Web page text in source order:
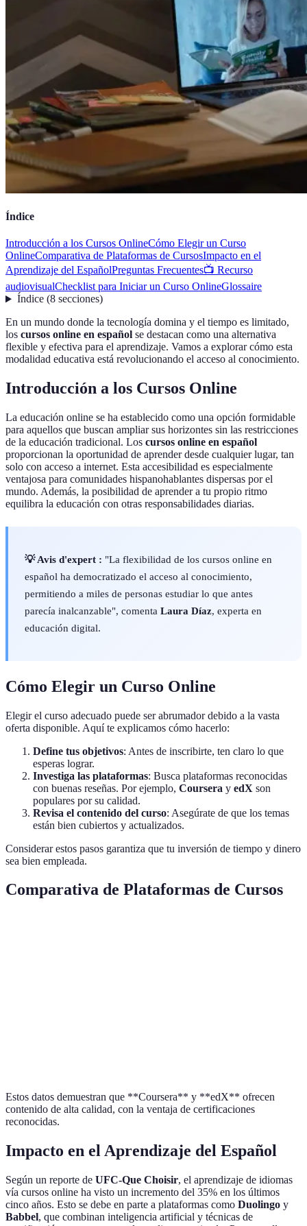
Índice
Introducción a los Cursos OnlineCómo Elegir un Curso
OnlineComparativa de Plataformas de CursosImpacto en el
Aprendizaje del EspañolPreguntas Frecuentes📺 Recurso
audiovisualChecklist para Iniciar un Curso OnlineGlossaire
Índice(8 secciones)
En un mundo donde la tecnología domina y el tiempo es limitado,
los cursos online en español se destacan como una alternativa
flexible y efectiva para el aprendizaje. Vamos a explorar cómo esta
modalidad educativa está revolucionando el acceso al conocimiento.
Introducción a los Cursos Online
La educación online se ha establecido como una opción formidable
para aquellos que buscan ampliar sus horizontes sin las restricciones
de la educación tradicional. Los cursos online en español
proporcionan la oportunidad de aprender desde cualquier lugar, tan
solo con acceso a internet. Esta accesibilidad es especialmente
ventajosa para comunidades hispanohablantes dispersas por el
mundo. Además, la posibilidad de aprender a tu propio ritmo
equilibra la educación con otras responsabilidades diarias.
💡 Avis d'expert : "La flexibilidad de los cursos online en
español ha democratizado el acceso al conocimiento,
permitiendo a miles de personas estudiar lo que antes
parecía inalcanzable", comenta Laura Díaz, experta en
educación digital.
Cómo Elegir un Curso Online
Elegir el curso adecuado puede ser abrumador debido a la vasta
oferta disponible. Aquí te explicamos cómo hacerlo:
Define tus objetivos: Antes de inscribirte, ten claro lo que
esperas lograr.
Investiga las plataformas: Busca plataformas reconocidas
con buenas reseñas. Por ejemplo, Coursera y edX son
populares por su calidad.
Revisa el contenido del curso: Asegúrate de que los temas
están bien cubiertos y actualizados.
Considerar estos pasos garantiza que tu inversión de tiempo y dinero
sea bien empleada.
Comparativa de Plataformas de Cursos
Estos datos demuestran que **Coursera** y **edX** ofrecen
contenido de alta calidad, con la ventaja de certificaciones
reconocidas.
Impacto en el Aprendizaje del Español
Según un reporte de UFC-Que Choisir, el aprendizaje de idiomas
vía cursos online ha visto un incremento del 35% en los últimos
cinco años. Esto se debe en parte a plataformas como Duolingo y
Babbel, que combinan inteligencia artificial y técnicas de